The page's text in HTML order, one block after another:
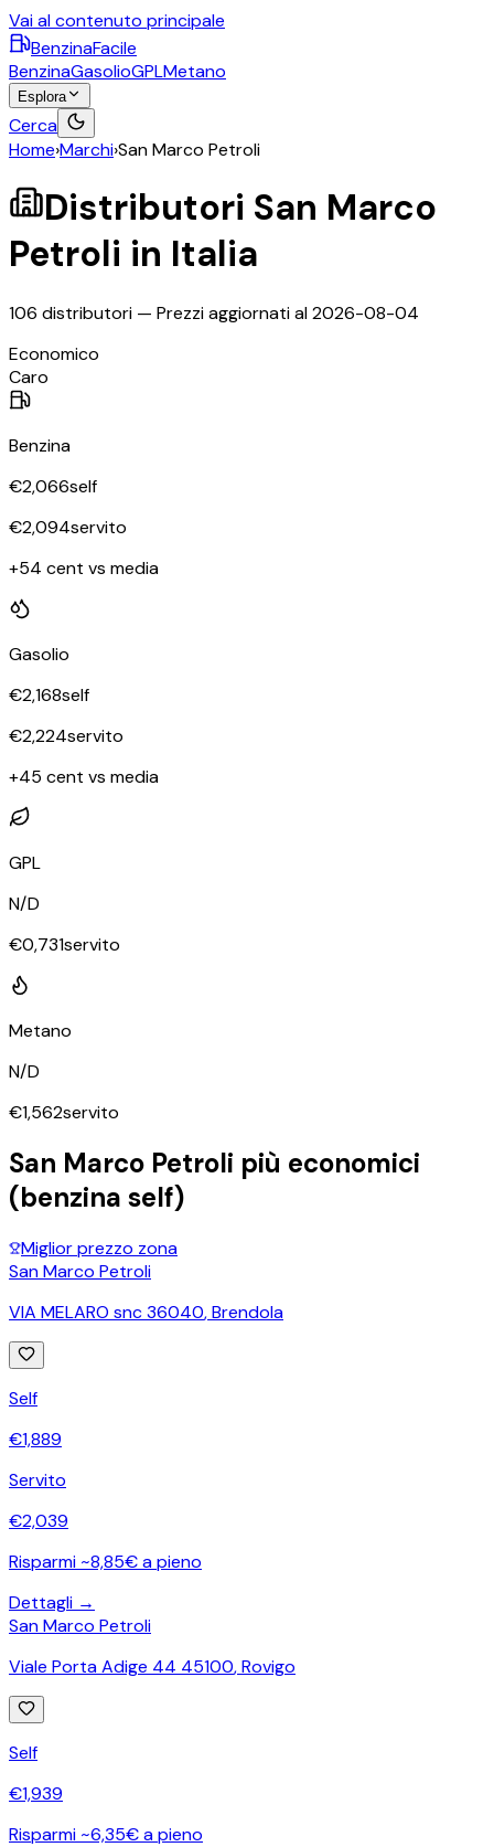
Vai al contenuto principale
BenzinaFacile
BenzinaGasolioGPLMetano
Esplora
Cerca
Home›Marchi›San Marco Petroli
Distributori San Marco
Petroli in Italia
106 distributori — Prezzi aggiornati al2026-08-04
Economico
Caro
Benzina
€2,066self
€2,094servito
+54 cent vs media
Gasolio
€2,168self
€2,224servito
+45 cent vs media
GPL
N/D
€0,731servito
Metano
N/D
€1,562servito
San Marco Petroli più economici
(benzina self)
Miglior prezzo zona
San Marco Petroli
VIA MELARO snc 36040,Brendola
Self
€1,889
Servito
€2,039
Risparmi ~8,85€ a pieno
Dettagli →
San Marco Petroli
Viale Porta Adige 44 45100,Rovigo
Self
€1,939
Risparmi ~6,35€ a pieno